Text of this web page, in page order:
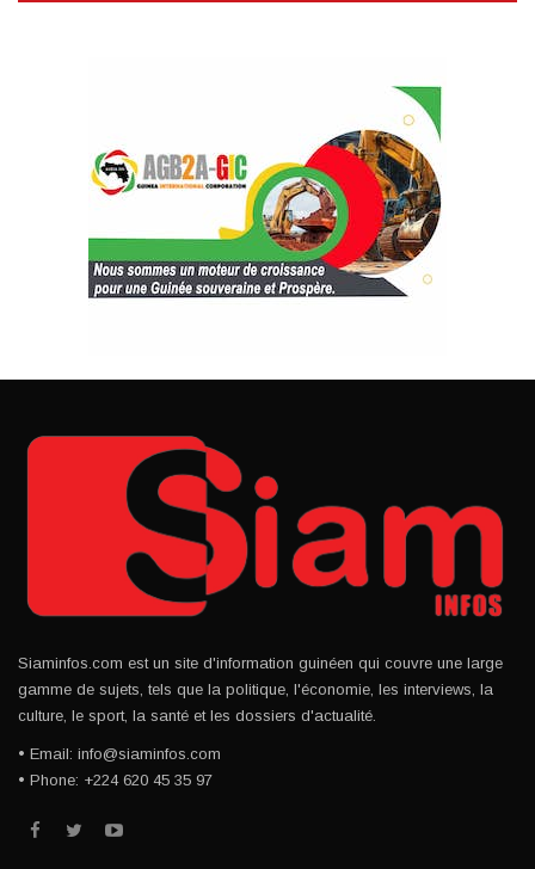
Siaminfos.com est un site d'information guinéen qui couvre une large
gamme de sujets, tels que la politique, l'économie, les interviews, la
culture, le sport, la santé et les dossiers d'actualité.
• Email: info@siaminfos.com
• Phone: +224 620 45 35 97